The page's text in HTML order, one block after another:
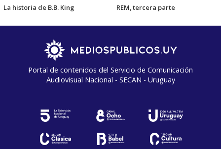
La historia de B.B. King REM, tercera parte
Portal de contenidos del Servicio de Comunicación
Audiovisual Nacional - SECAN - Uruguay